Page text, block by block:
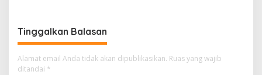
Tinggalkan Balasan
Alamat email Anda tidak akan dipublikasikan. Ruas yang wajib
ditandai *